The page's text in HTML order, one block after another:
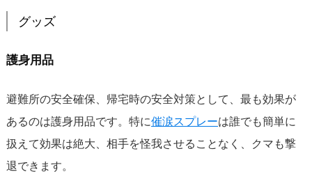
グッズ
護身用品
避難所の安全確保、帰宅時の安全対策として、最も効果が
あるのは護身用品です。特に催涙スプレーは誰でも簡単に
扱えて効果は絶大、相手を怪我させることなく、クマも撃
退できます。